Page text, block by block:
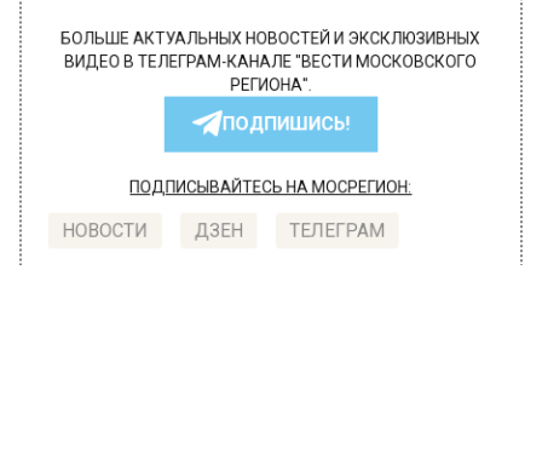
БОЛЬШЕ АКТУАЛЬНЫХ НОВОСТЕЙ И ЭКСКЛЮЗИВНЫХ
ВИДЕО В ТЕЛЕГРАМ-КАНАЛЕ "ВЕСТИ МОСКОВСКОГО
РЕГИОНА".
ПОДПИШИСЬ!